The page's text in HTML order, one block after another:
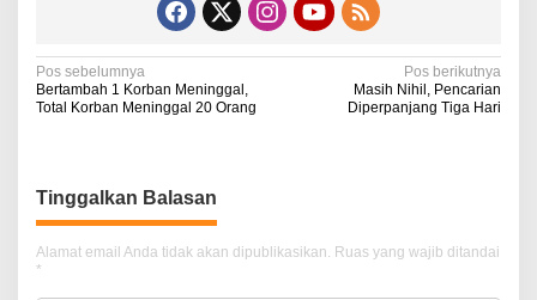
N
a
g
a
s
Pos sebelumnya
Bertambah 1 Korban Meninggal,
Total Korban Meninggal 20 Orang
Pos berikutnya
Masih Nihil, Pencarian
Diperpanjang Tiga Hari
Tinggalkan Balasan
Alamat email Anda tidak akan dipublikasikan. Ruas yang wajib ditandai
*